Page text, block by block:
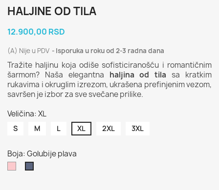
HALJINE OD TILA
12.900,00 RSD
(A) Nije u PDV Isporuka u roku od 2-3 radna dana
Tražite haljinu koja odiše sofisticiranošću i romantičnim
šarmom? Naša elegantna haljina od tila sa kratkim
rukavima i okruglim izrezom, ukrašena prefinjenim vezom,
savršen je izbor za sve svečane prilike.
Veličina: XL
S M L XL 2XL 3XL
Boja: Golubije plava